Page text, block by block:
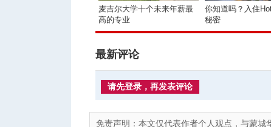
麦吉尔大学十个未来年薪最
高的专业
你知道吗？入住
秘密
最新评论
请先登录，再发表评论
免责声明：本文仅代表作者个人观点，与蒙